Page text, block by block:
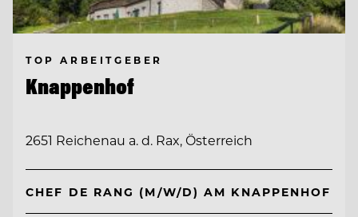
TOP ARBEITGEBER
Knappenhof
2651 Reichenau a. d. Rax, Österreich
CHEF DE RANG (M/W/D) AM KNAPPENHOF